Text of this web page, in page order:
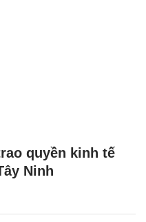
quyền kinh tế
Ninh